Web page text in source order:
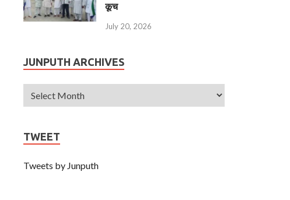
कूच
July 20, 2026
JUNPUTH ARCHIVES
TWEET
Tweets by Junputh